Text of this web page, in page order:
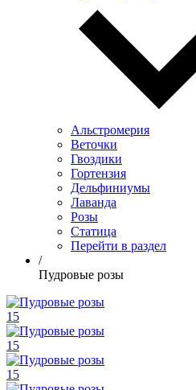
Альстромерия
Веточки
Гвоздики
Гортензия
Дельфиниумы
Лаванда
Розы
Статица
Перейти в раздел
/
Пудровые розы
15
15
15